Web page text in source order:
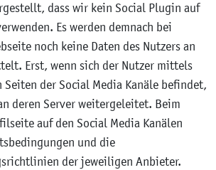
dass wir kein Social Plugin auf
Es werden demnach bei
noch keine Daten des Nutzers an
Erst, wenn sich der Nutzer mittels
der Social Media Kanäle befindet,
deren Server weitergeleitet. Beim
auf den Social Media Kanälen
und die
der jeweiligen Anbieter.